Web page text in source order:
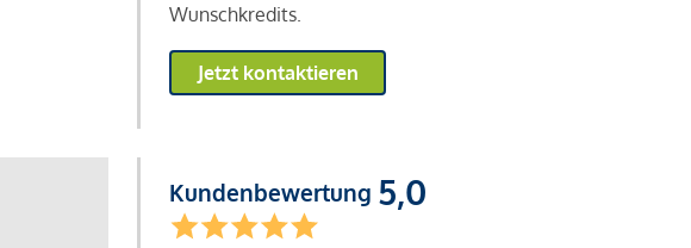
Wunschkredits.
Jetzt kontaktieren
Kundenbewertung 5,0